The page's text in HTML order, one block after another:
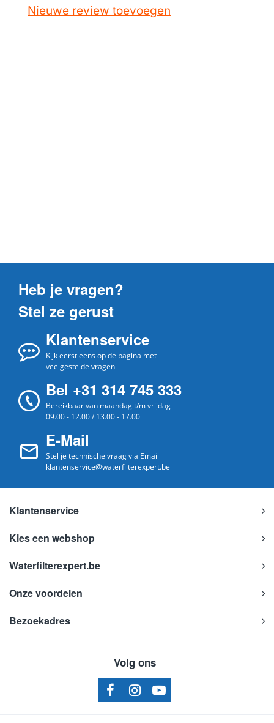
Nieuwe review toevoegen
Heb je vragen?
Stel ze gerust
Klantenservice
Kijk eerst eens op de pagina met
veelgestelde vragen
Bel +31 314 745 333
Bereikbaar van maandag t/m vrijdag
09.00 - 12.00 / 13.00 - 17.00
E-Mail
Stel je technische vraag via Email
klantenservice@waterfilterexpert.be
Klantenservice
Kies een webshop
Waterfilterexpert.be
Onze voordelen
Bezoekadres
Volg ons